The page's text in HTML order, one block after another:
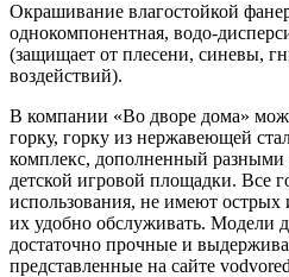
Окрашивание влагостойкой
однокомпонентная, водо-
(защищает от плесени, синевы,
воздействий).
В компании «Во дворе дома»
горку, горку из нержавеющей
комплекс, дополненный разными
детской игровой площадки. Все
использования, не имеют острых
их удобно обслуживать. Модели
достаточно прочные и
представленные на сайте